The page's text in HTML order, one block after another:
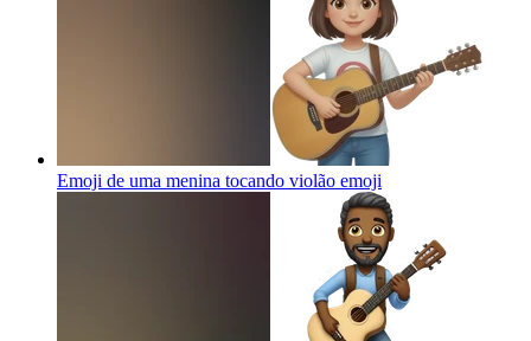
Emoji de uma menina tocando violão emoji